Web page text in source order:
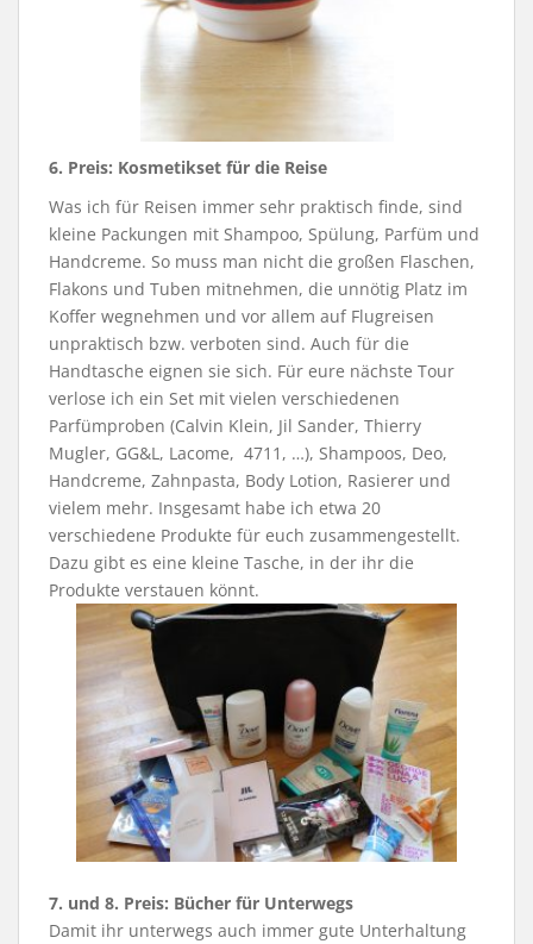
6. Preis: Kosmetikset für die Reise
Was ich für Reisen immer sehr praktisch finde, sind
kleine Packungen mit Shampoo, Spülung, Parfüm und
Handcreme. So muss man nicht die großen Flaschen,
Flakons und Tuben mitnehmen, die unnötig Platz im
Koffer wegnehmen und vor allem auf Flugreisen
unpraktisch bzw. verboten sind. Auch für die
Handtasche eignen sie sich. Für eure nächste Tour
verlose ich ein Set mit vielen verschiedenen
Parfümproben (Calvin Klein, Jil Sander, Thierry
Mugler, GG&L, Lacome, 4711, …), Shampoos, Deo,
Handcreme, Zahnpasta, Body Lotion, Rasierer und
vielem mehr. Insgesamt habe ich etwa 20
verschiedene Produkte für euch zusammengestellt.
Dazu gibt es eine kleine Tasche, in der ihr die
Produkte verstauen könnt.
7. und 8. Preis: Bücher für Unterwegs
Damit ihr unterwegs auch immer gute Unterhaltung